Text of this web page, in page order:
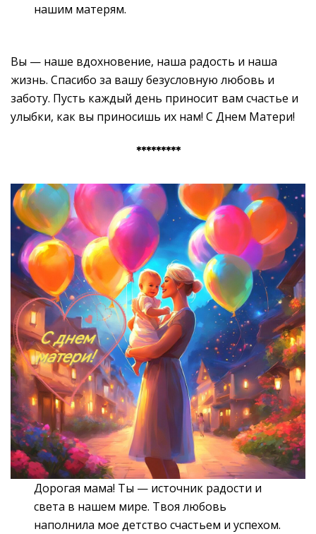
нашим матерям.
Вы — наше вдохновение, наша радость и наша
жизнь. Спасибо за вашу безусловную любовь и
заботу. Пусть каждый день приносит вам счастье и
улыбки, как вы приносишь их нам! С Днем Матери!
*********
Дорогая мама! Ты — источник радости и
света в нашем мире. Твоя любовь
наполнила мое детство счастьем и успехом.